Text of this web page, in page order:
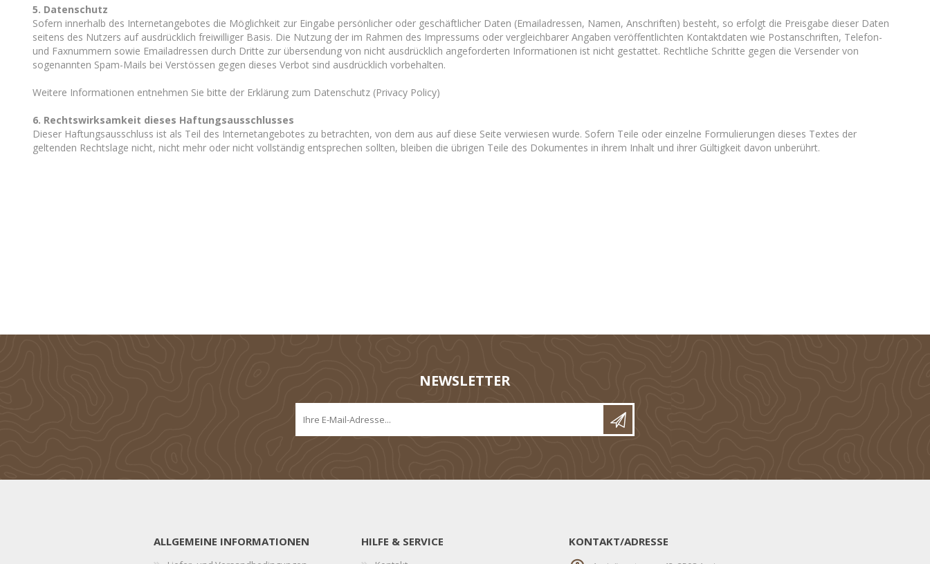
5. Datenschutz
Sofern innerhalb des Internetangebotes die Möglichkeit zur Eingabe persönlicher oder geschäftlicher Daten (Emailadressen, Namen, Anschriften) besteht, so erfolgt die Preisgabe dieser Daten
seitens des Nutzers auf ausdrücklich freiwilliger Basis. Die Nutzung der im Rahmen des Impressums oder vergleichbarer Angaben veröffentlichten Kontaktdaten wie Postanschriften, Telefon-
und Faxnummern sowie Emailadressen durch Dritte zur übersendung von nicht ausdrücklich angeforderten Informationen ist nicht gestattet. Rechtliche Schritte gegen die Versender von
sogenannten Spam-Mails bei Verstössen gegen dieses Verbot sind ausdrücklich vorbehalten.
Weitere Informationen entnehmen Sie bitte der Erklärung zum Datenschutz (Privacy Policy)
6. Rechtswirksamkeit dieses Haftungsausschlusses
Dieser Haftungsausschluss ist als Teil des Internetangebotes zu betrachten, von dem aus auf diese Seite verwiesen wurde. Sofern Teile oder einzelne Formulierungen dieses Textes der
geltenden Rechtslage nicht, nicht mehr oder nicht vollständig entsprechen sollten, bleiben die übrigen Teile des Dokumentes in ihrem Inhalt und ihrer Gültigkeit davon unberührt.
NEWSLETTER
ALLGEMEINE INFORMATIONEN HILFE & SERVICE KONTAKT/ADRESSE